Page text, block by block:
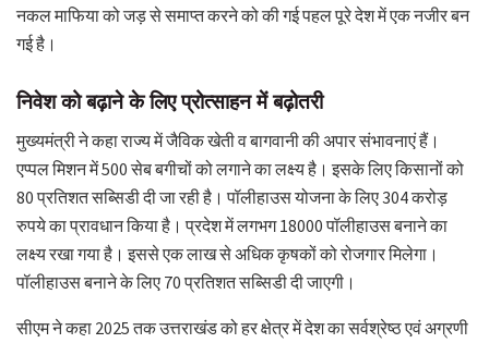
नकल माफिया को जड़ से समाप्त करने को की गई पहल पूरे देश में एक नजीर बन
गई है।
निवेश को बढ़ाने के लिए प्रोत्साहन में बढ़ोतरी
मुख्यमंत्री ने कहा राज्य में जैविक खेती व बागवानी की अपार संभावनाएं हैं।
एप्पल मिशन में 500 सेब बगीचों को लगाने का लक्ष्य है। इसके लिए किसानों को
80 प्रतिशत सब्सिडी दी जा रही है। पॉलीहाउस योजना के लिए 304 करोड़
रुपये का प्रावधान किया है। प्रदेश में लगभग 18000 पॉलीहाउस बनाने का
लक्ष्य रखा गया है। इससे एक लाख से अधिक कृषकों को रोजगार मिलेगा।
पॉलीहाउस बनाने के लिए 70 प्रतिशत सब्सिडी दी जाएगी।
सीएम ने कहा 2025 तक उत्तराखंड को हर क्षेत्र में देश का सर्वश्रेष्ठ एवं अग्रणी